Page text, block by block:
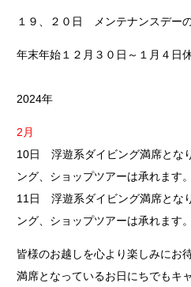
１９、２０日 メンテナンスデー
年末年始１２月３０日～１月４日
2024年
2月
10日 浮遊系ダイビング満席とな
ング、ショップツアーは承れます。
11日 浮遊系ダイビング満席とな
ング、ショップツアーは承れます。
皆様のお越しを心より楽しみにお
満席となっているお日にちでもキ